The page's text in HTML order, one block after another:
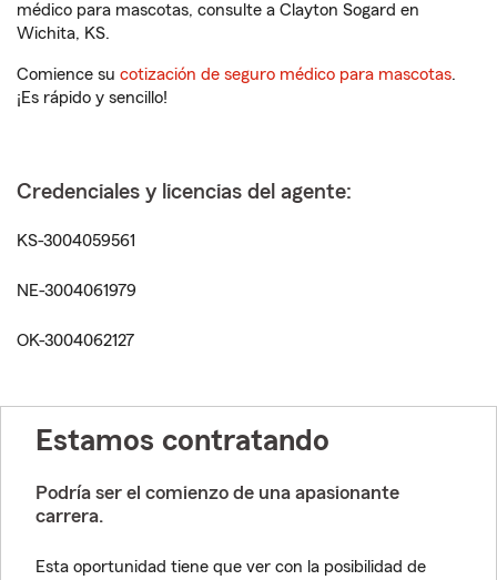
médico para mascotas, consulte a Clayton Sogard en
Wichita, KS.
Comience su cotización de seguro médico para mascotas.
¡Es rápido y sencillo!
Credenciales y licencias del agente:
KS-3004059561
NE-3004061979
OK-3004062127
Estamos contratando
Podría ser el comienzo de una apasionante
carrera.
Esta oportunidad tiene que ver con la posibilidad de